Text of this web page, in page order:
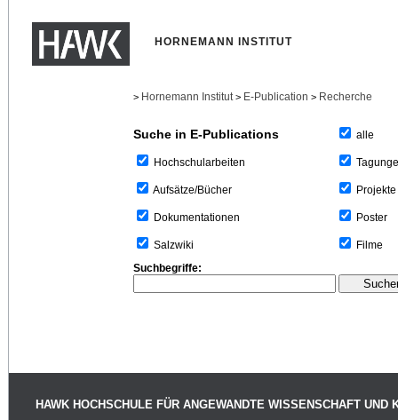
HORNEMANN INSTITUT
> Hornemann Institut > E-Publication > Recherche
Suche in E-Publications
Hochschularbeiten
Aufsätze/Bücher
Dokumentationen
Salzwiki
alle
Projekte
Poster
Filme
Suchbegriffe:
HAWK HOCHSCHULE FÜR ANGEWANDTE WISSENSCHAFT UND